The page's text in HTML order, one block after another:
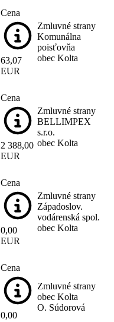
Cena
63,07
EUR
Zmluvné strany
Komunálna
poisťovňa
obec Kolta
Cena
2 388,00
EUR
Zmluvné strany
BELLIMPEX
s.r.o.
obec Kolta
Cena
0,00
EUR
Zmluvné strany
Západoslov.
vodárenská spol.
obec Kolta
Cena
0,00
Zmluvné strany
obec Kolta
O. Súdorová